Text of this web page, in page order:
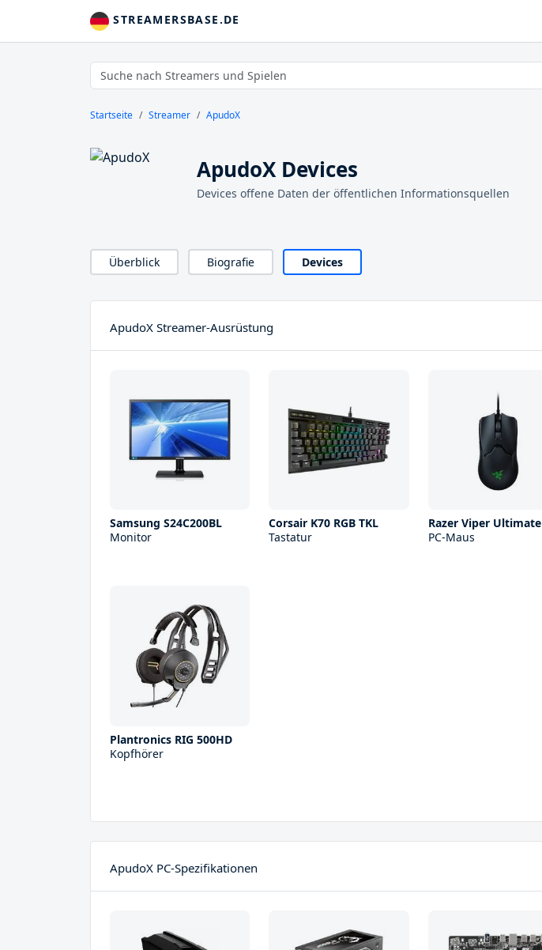
STREAMERSBASE.DE
Startseite Streamer ApudoX
ApudoX Devices
Devices offene Daten der öffentlichen Informationsquellen
Überblick Biografie Devices
ApudoX Streamer-Ausrüstung
Samsung S24C200BL
Monitor
Corsair K70 RGB TKL
Tastatur
Razer Viper Ultimate
PC-Maus
Plantronics RIG 500HD
Kopfhörer
ApudoX PC-Spezifikationen